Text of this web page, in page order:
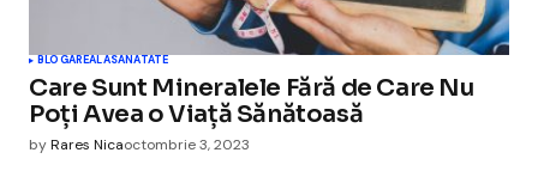
BLOGAREALASANATATE
Care Sunt Mineralele Fără de Care Nu
Poți Avea o Viață Sănătoasă
byRares Nicaoctombrie 3, 2023